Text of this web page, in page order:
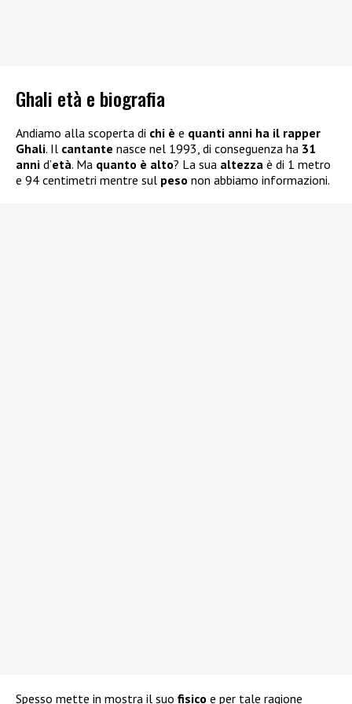
Ghali età e biografia
Andiamo alla scoperta di chi è e quanti anni ha il rapper
Ghali. Il cantante nasce nel 1993, di conseguenza ha 31
anni d’età. Ma quanto è alto? La sua altezza è di 1 metro
e 94 centimetri mentre sul peso non abbiamo informazioni.
Spesso mette in mostra il suo fisico e per tale ragione